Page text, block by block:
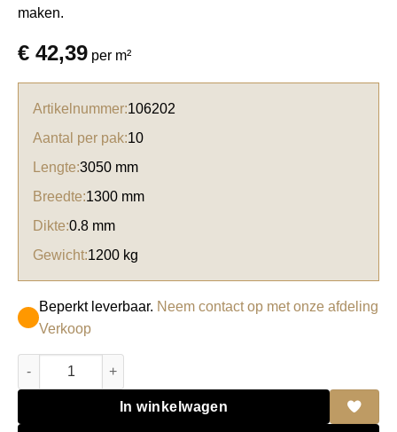
maken.
€ 42,39 per m²
Artikelnummer:106202
Aantal per pak:10
Lengte:3050 mm
Breedte:1300 mm
Dikte:0.8 mm
Gewicht:1200 kg
Beperkt leverbaar. Neem contact op met onze afdeling
Verkoop
Basic Formica HPL F6468 Through Color Jet black Shell aantal
In winkelwagen